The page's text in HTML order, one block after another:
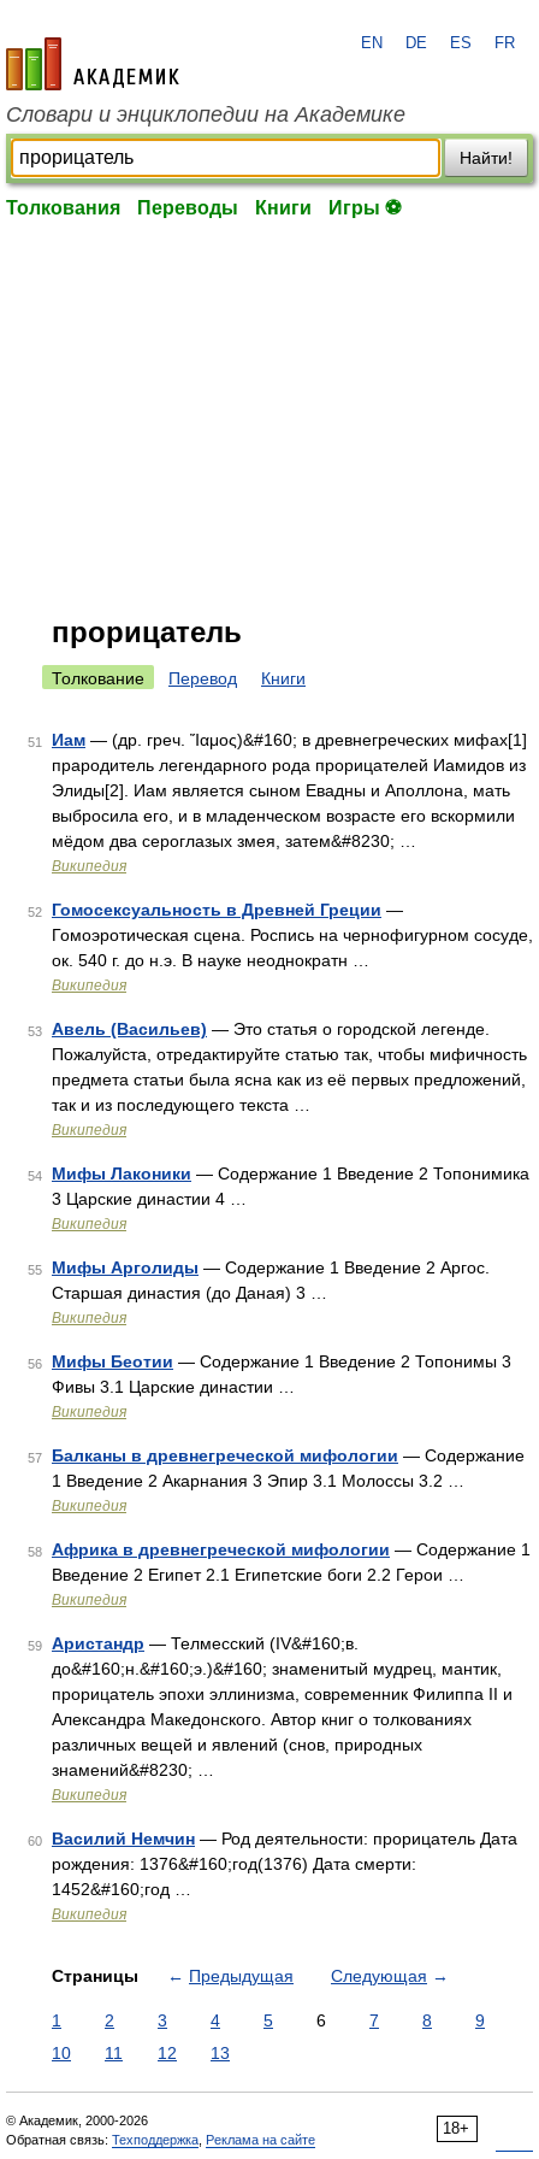
academic.ru
EN DE ES FR
Словари и энциклопедии на Академике
Найти!
Толкования Переводы Книги Игры ⚽
прорицатель
Толкование Перевод Книги
51 Иам — (др. греч. Ἴαμος)&#160; в древнегреческих мифах[1]
прародитель легендарного рода прорицателей Иамидов из
Элиды[2]. Иам является сыном Евадны и Аполлона, мать
выбросила его, и в младенческом возрасте его вскормили
мёдом два сероглазых змея, затем&#8230; …
Википедия
52 Гомосексуальность в Древней Греции —
Гомоэротическая сцена. Роспись на чернофигурном сосуде,
ок. 540 г. до н.э. В науке неоднократн …
Википедия
53 Авель (Васильев) — Это статья о городской легенде.
Пожалуйста, отредактируйте статью так, чтобы мифичность
предмета статьи была ясна как из её первых предложений,
так и из последующего текста …
Википедия
54 Мифы Лаконики — Содержание 1 Введение 2 Топонимика
3 Царские династии 4 …
Википедия
55 Мифы Арголиды — Содержание 1 Введение 2 Аргос.
Старшая династия (до Даная) 3 …
Википедия
56 Мифы Беотии — Содержание 1 Введение 2 Топонимы 3
Фивы 3.1 Царские династии …
Википедия
57 Балканы в древнегреческой мифологии — Содержание
1 Введение 2 Акарнания 3 Эпир 3.1 Молоссы 3.2 …
Википедия
58 Африка в древнегреческой мифологии — Содержание 1
Введение 2 Египет 2.1 Египетские боги 2.2 Герои …
Википедия
59 Аристандр — Телмесский (IV&#160;в.
до&#160;н.&#160;э.)&#160; знаменитый мудрец, мантик,
прорицатель эпохи эллинизма, современник Филиппа II и
Александра Македонского. Автор книг о толкованиях
различных вещей и явлений (снов, природных
знамений&#8230; …
Википедия
60 Василий Немчин — Род деятельности: прорицатель Дата
рождения: 1376&#160;год(1376) Дата смерти:
1452&#160;год …
Википедия
Страницы ← Предыдущая Следующая →
1 2 3 4 5 6 7 8
9
10
11 12 13
18+
© Академик, 2000-2026
Обратная связь: Техподдержка Реклама на сайте